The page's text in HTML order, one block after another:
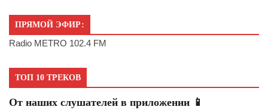
ПРЯМОЙ ЭФИР:
Radio METRO 102.4 FM
ТОП 10 ТРЕКОВ
От наших слушателей в приложении 📱